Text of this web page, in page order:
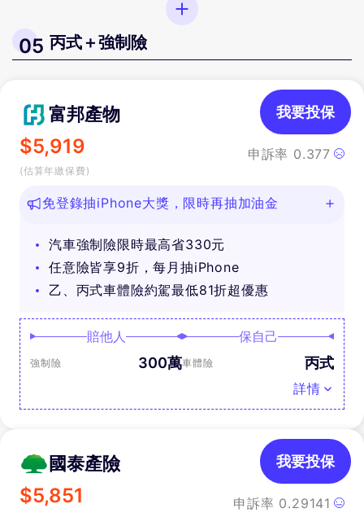
05 丙式＋強制險
富邦產物
$5,919
(估算年繳保費)
申訴率 0.377
我要投保
免登錄抽iPhone大獎，限時再抽加油金
汽車強制險限時最高省330元
任意險皆享9折，每月抽iPhone
乙、丙式車體險約駕最低81折超優惠
賠他人
強制險 300萬
保自己
車體險 丙式
詳情
國泰產險
$5,851 申訴率 0.29141
我要投保